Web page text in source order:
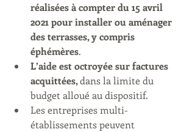
réalisées à compter du 15 avril
2021 pour installer ou aménager
des terrasses, y compris
éphémères.
L’aide est octroyée sur factures
acquittées, dans la limite du
budget alloué au dispositif.
Les entreprises multi-
établissements peuvent